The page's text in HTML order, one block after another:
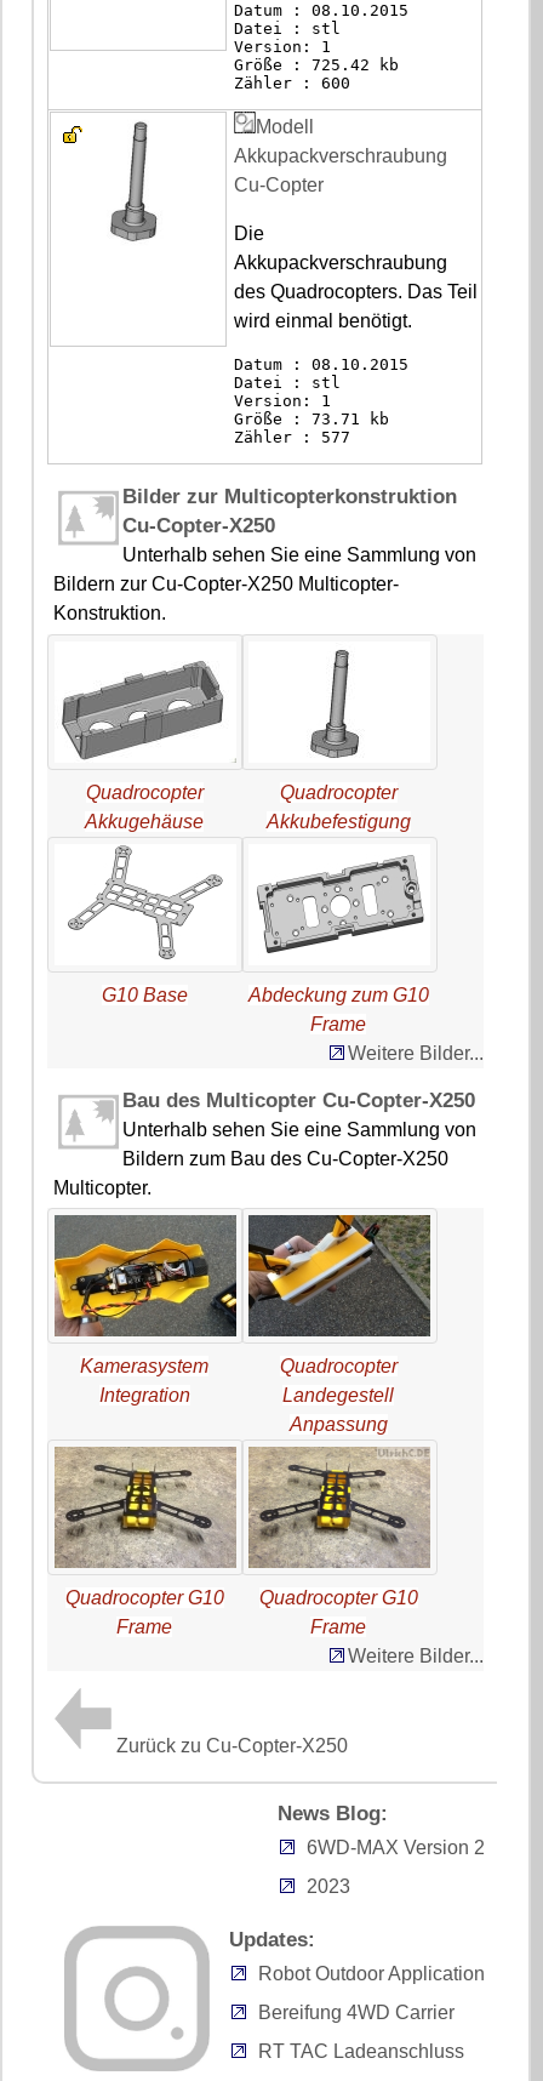
Datum : 08.10.2015
Datei : stl
Version: 1
Größe : 725.42 kb
Zähler : 600
Modell
Akkupackverschraubung
Cu-Copter
Die
Akkupackverschraubung
des Quadrocopters. Das Teil
wird einmal benötigt.
Datum : 08.10.2015
Datei : stl
Version: 1
Größe : 73.71 kb
Zähler : 577
Bilder zur Multicopterkonstruktion
Cu-Copter-X250
Unterhalb sehen Sie eine Sammlung von
Bildern zur Cu-Copter-X250 Multicopter-
Konstruktion.
Quadrocopter
Akkugehäuse
Quadrocopter
Akkubefestigung
G10 Base
Abdeckung zum G10
Frame
Weitere Bilder...
Bau des Multicopter Cu-Copter-X250
Unterhalb sehen Sie eine Sammlung von
Bildern zum Bau des Cu-Copter-X250
Multicopter.
Kamerasystem
Integration
Quadrocopter
Landegestell
Anpassung
Quadrocopter G10
Frame
Quadrocopter G10
Frame
Weitere Bilder...
Zurück zu Cu-Copter-X250
News Blog:
6WD-MAX Version 2
2023
Updates:
Robot Outdoor Application
Bereifung 4WD Carrier
RT TAC Ladeanschluss